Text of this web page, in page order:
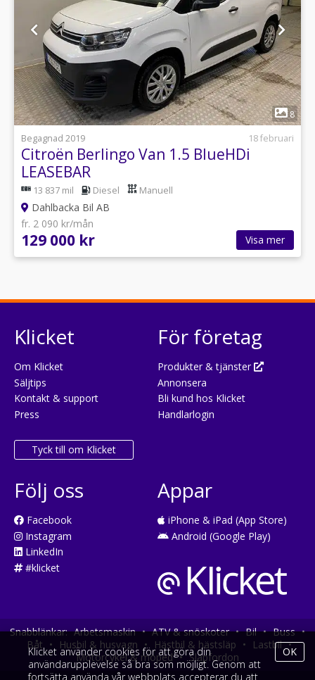
8
Begagnad 2019
18 februari
Citroën Berlingo Van 1.5 BlueHDi
LEASEBAR
13 837 mil Diesel Manuell
Dahlbacka Bil AB
fr. 2 090 kr/mån
129 000 kr Visa mer
Klicket
Om Klicket
Säljtips
Kontakt & support
Press
Tyck till om Klicket
För företag
Produkter & tjänster
Annonsera
Bli kund hos Klicket
Handlarlogin
Följ oss
Facebook
Instagram
LinkedIn
#klicket
Appar
iPhone & iPad (App Store)
Android (Google Play)
Snabblänkar: Arbetsmaskin • ATV & snöskoter • Bil • Buss •
Båt • Husbil & husvagn • Hästbil & hästsläp • Lastbil •
Motorcykel & moped • Släpfordon
Klicket använder cookies för att göra din
användarupplevelse så bra som möjligt. Genom att
fortsätta använda vår webbplats accepterar du att
OK